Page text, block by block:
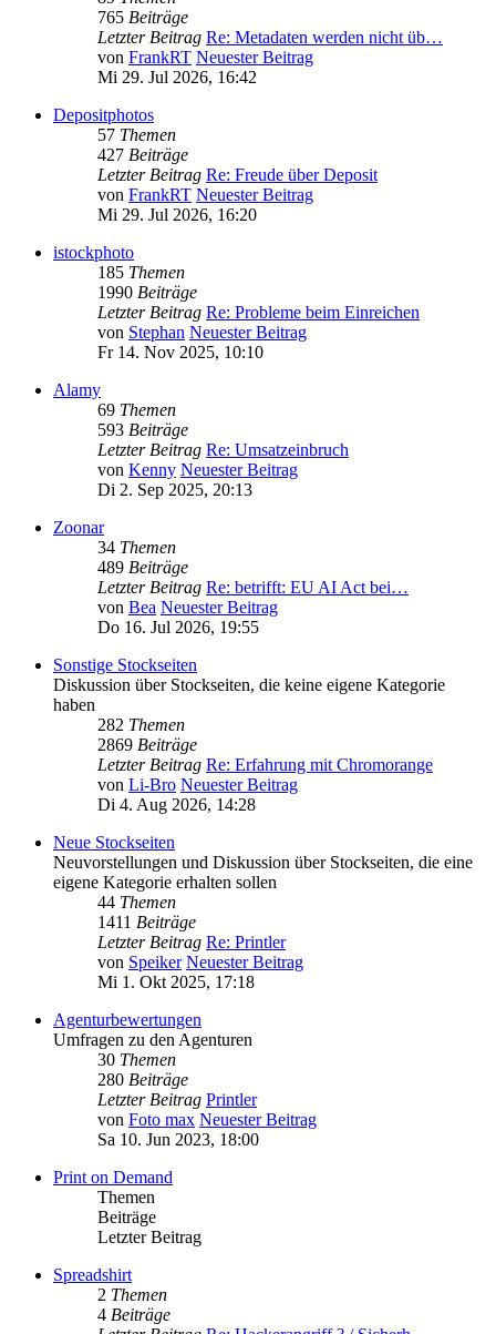
765 Beiträge
Letzter Beitrag Re: Metadaten werden nicht üb…
von FrankRT Neuester Beitrag
Mi 29. Jul 2026, 16:42
Depositphotos
57 Themen
427 Beiträge
Letzter Beitrag Re: Freude über Deposit
von FrankRT Neuester Beitrag
Mi 29. Jul 2026, 16:20
istockphoto
185 Themen
1990 Beiträge
Letzter Beitrag Re: Probleme beim Einreichen
von Stephan Neuester Beitrag
Fr 14. Nov 2025, 10:10
Alamy
69 Themen
593 Beiträge
Letzter Beitrag Re: Umsatzeinbruch
von Kenny Neuester Beitrag
Di 2. Sep 2025, 20:13
Zoonar
34 Themen
489 Beiträge
Letzter Beitrag Re: betrifft: EU AI Act bei…
von Bea Neuester Beitrag
Do 16. Jul 2026, 19:55
Sonstige Stockseiten
Diskussion über Stockseiten, die keine eigene Kategorie
haben
282 Themen
2869 Beiträge
Letzter Beitrag Re: Erfahrung mit Chromorange
von Li-Bro Neuester Beitrag
Di 4. Aug 2026, 14:28
Neue Stockseiten
Neuvorstellungen und Diskussion über Stockseiten, die eine
eigene Kategorie erhalten sollen
44 Themen
1411 Beiträge
Letzter Beitrag Re: Printler
von Speiker Neuester Beitrag
Mi 1. Okt 2025, 17:18
Agenturbewertungen
Umfragen zu den Agenturen
30 Themen
280 Beiträge
Letzter Beitrag Printler
von Foto max Neuester Beitrag
Sa 10. Jun 2023, 18:00
Print on Demand
Themen
Beiträge
Letzter Beitrag
Spreadshirt
2 Themen
4 Beiträge